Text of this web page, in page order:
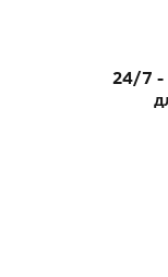
24/7 -